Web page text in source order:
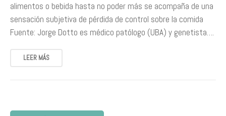
alimentos o bebida hasta no poder más se acompaña de una
sensación subjetiva de pérdida de control sobre la comida
Fuente: Jorge Dotto es médico patólogo (UBA) y genetista….
LEER MÁS